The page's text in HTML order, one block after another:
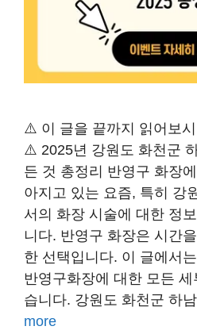
⚠️ 이 글을 끝까지 읽어보
⚠️ 2025년 강원도 화천군
든 것 총정리 반영구 화장
아지고 있는 요즘, 특히 강
서의 화장 시술에 대한 정
니다. 반영구 화장은 시간
한 선택입니다. 이 글에서
반영구화장에 대한 모든
습니다. 강원도 화천군 하
more